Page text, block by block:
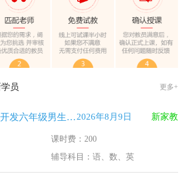
部门发布20条举措
育考试月历
5个新突破！国新办发布会介绍“十四五”时期加快建设教育强
省教育厅最新发文！事关2026年普通高校综合评价招生改革 2026-4-10
学期学生资助申请开始
学安全提示！
员 更多+
江北新区高新技术开发六年级男生需要补习语、数、英2026年8月9日 新家教
课时费：200
辅导科目：语、数、英